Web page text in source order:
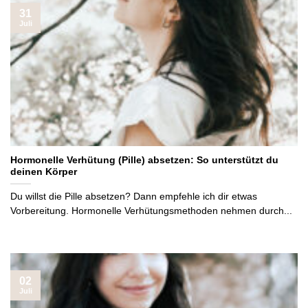
Hormonelle Verhütung (Pille) absetzen: So unterstützt du
deinen Körper
Du willst die Pille absetzen? Dann empfehle ich dir etwas
Vorbereitung. Hormonelle Verhütungsmethoden nehmen durch...
31
Juli
02
Juli